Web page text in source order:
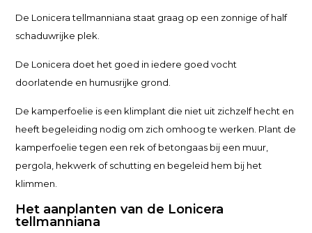
De Lonicera tellmanniana staat graag op een zonnige of half
schaduwrijke plek.
De Lonicera doet het goed in iedere goed vocht
doorlatende en humusrijke grond.
De kamperfoelie is een klimplant die niet uit zichzelf hecht en
heeft begeleiding nodig om zich omhoog te werken. Plant de
kamperfoelie tegen een rek of betongaas bij een muur,
pergola, hekwerk of schutting en begeleid hem bij het
klimmen.
Het aanplanten van de Lonicera
tellmanniana